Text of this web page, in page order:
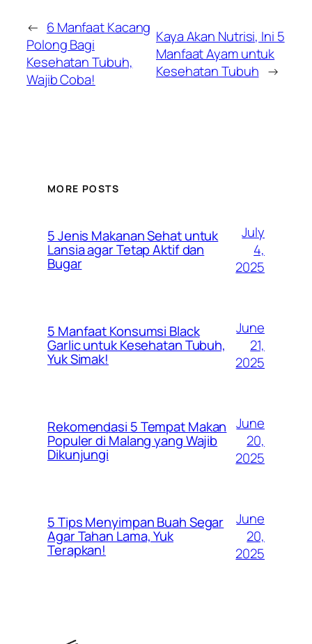
← 6 Manfaat Kacang
Polong Bagi
Kesehatan Tubuh,
Wajib Coba!
Kaya Akan Nutrisi, Ini 5
Manfaat Ayam untuk
Kesehatan Tubuh →
MORE POSTS
5 Jenis Makanan Sehat untuk
Lansia agar Tetap Aktif dan
Bugar
July
4,
2025
5 Manfaat Konsumsi Black
Garlic untuk Kesehatan Tubuh,
Yuk Simak!
June
21,
2025
Rekomendasi 5 Tempat Makan
Populer di Malang yang Wajib
Dikunjungi
June
20,
2025
5 Tips Menyimpan Buah Segar
Agar Tahan Lama, Yuk
Terapkan!
June
20,
2025